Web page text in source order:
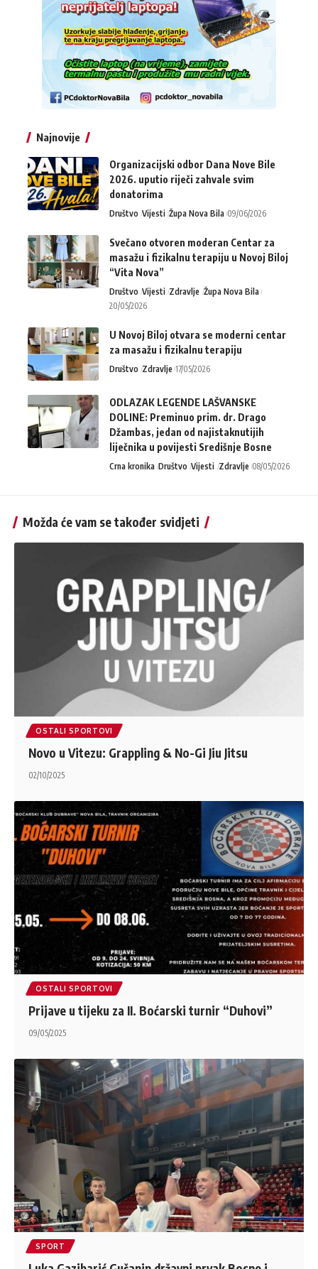
Najnovije
Organizacijski odbor Dana Nove Bile
2026. uputio riječi zahvale svim
donatorima
Društvo Vijesti Župa Nova Bila 09/06/2026
Svečano otvoren moderan Centar za
masažu i fizikalnu terapiju u Novoj Biloj
“Vita Nova”
Društvo Vijesti Zdravlje Župa Nova Bila
20/05/2026
U Novoj Biloj otvara se moderni centar
za masažu i fizikalnu terapiju
Društvo Zdravlje 17/05/2026
ODLAZAK LEGENDE LAŠVANSKE
DOLINE: Preminuo prim. dr. Drago
Džambas, jedan od najistaknutijih
liječnika u povijesti Središnje Bosne
Crna kronika Društvo Vijesti Zdravlje 08/05/2026
Možda će vam se također svidjeti
OSTALI SPORTOVI
Novo u Vitezu: Grappling & No-Gi Jiu Jitsu
02/10/2025
OSTALI SPORTOVI
Prijave u tijeku za II. Boćarski turnir “Duhovi”
09/05/2025
SPORT